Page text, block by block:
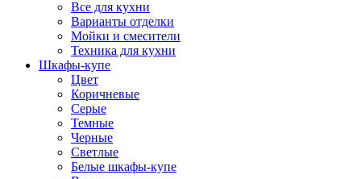
Все для кухни
Варианты отделки
Мойки и смесители
Техника для кухни
Шкафы-купе
Цвет
Коричневые
Серые
Темные
Черные
Светлые
Белые шкафы-купе